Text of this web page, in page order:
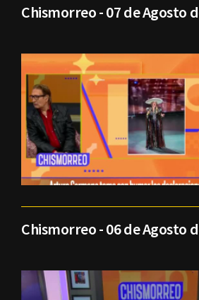
Chismorreo - 07 de Agosto
Chismorreo - 06 de Agosto